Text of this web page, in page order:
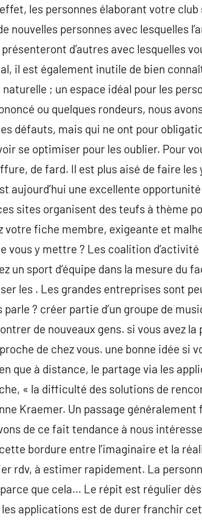
les personnes élaborant votre
nouvelles personnes avec lesquelles
d’autres avec lesquelles
il est également inutile de bien
; un espace idéal pour les
ou quelques rondeurs, nous
défauts, mais qui ne ont pour
se optimiser pour les oublier. Pour
de fard. Il est plus aisé de faire
aujourd’hui une excellente
sites organisent des teufs à thème
votre fiche membre, exigeante et
vous y mettre ? Les coalition
un sport d’équipe dans la mesure du
les . Les grandes entreprises sont
? créer partie d’un groupe de
de nouveaux gens. si vous avez
de chez vous. une bonne idée si
que à distance, le partage via les
« la difficulté des solutions de
Kraemer. Un passage
de ce fait tendance à nous
bordure entre l’imaginaire et la
rdv, à estimer rapidement. La
que cela… Le répit est régulier
applications est de durer franchir